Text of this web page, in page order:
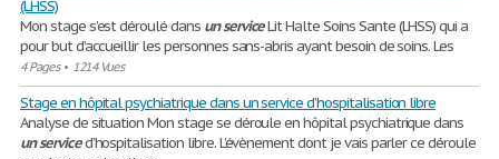
(LHSS)
Mon stage s’est déroulé dans unserviceLit Halte Soins Sante (LHSS) qui a
pour but d’accueillir les personnes sans-abris ayant besoin de soins. Les
4 Pages• 1214 Vues
Stage en hôpital psychiatrique dans un service d’hospitalisation libre
Analyse de situation Mon stage se déroule en hôpital psychiatrique dans
unserviced’hospitalisation libre. L’évènement dont je vais parler ce déroule